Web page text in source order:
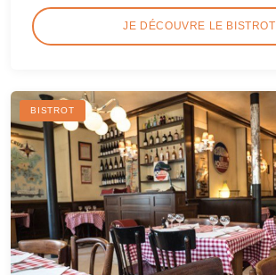
JE DÉCOUVRE LE BISTROT
BISTROT